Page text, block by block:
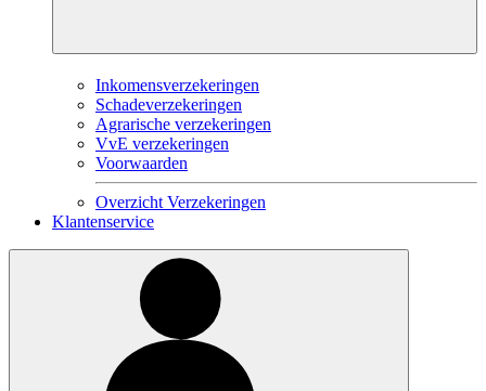
Inkomensverzekeringen
Schadeverzekeringen
Agrarische verzekeringen
VvE verzekeringen
Voorwaarden
Overzicht Verzekeringen
Klantenservice